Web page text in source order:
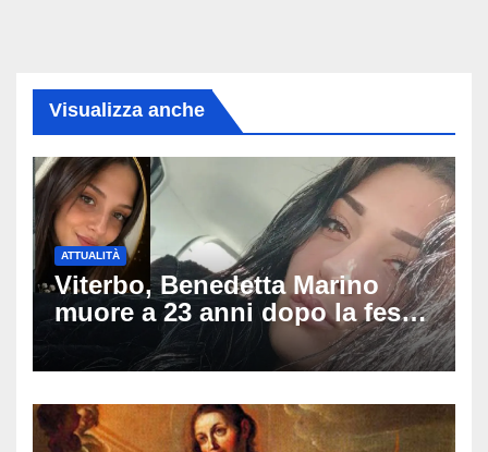
Visualizza anche
ATTUALITÀ
Viterbo, Benedetta Marino
muore a 23 anni dopo la festa
di compleanno: trovata senza
vita nell’ex consorzio, è giallo